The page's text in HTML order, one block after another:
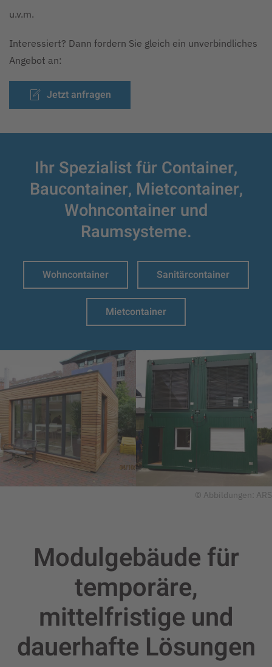
u.v.m.
Interessiert? Dann fordern Sie gleich ein unverbindliches
Angebot an:
Jetzt anfragen
Ihr Spezialist für Container,
Baucontainer, Mietcontainer,
Wohncontainer und
Raumsysteme.
Wohncontainer Sanitärcontainer
Mietcontainer
© Abbildungen: ARS
Modulgebäude für
temporäre,
mittelfristige und
dauerhafte Lösungen